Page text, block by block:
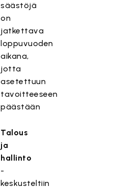
säästöjä
on
jatkettava
loppuvuoden
aikana,
jotta
asetettuun
tavoitteeseen
päästään
Talous
ja
hallinto
-
keskusteltiin